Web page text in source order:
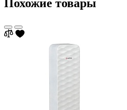
Похожие товары